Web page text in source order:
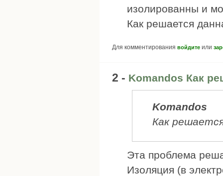
изолированны и
Как решается
Для комментирования войдите или
2 - Komandos Как
Komandos
Как
Эта проблема
Изоляция (в